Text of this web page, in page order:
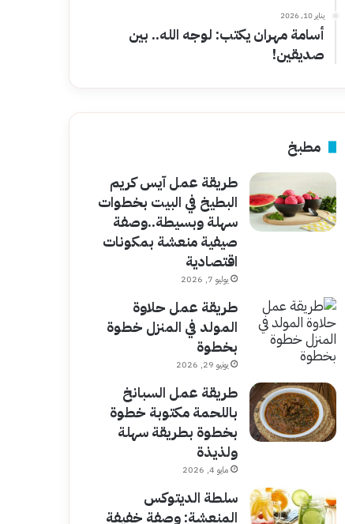
يناير 10, 2026
أسامة مهران يكتب: لوجه الله.. بين
صديقين!
مطبخ
طريقة عمل آيس كريم
البطيخ في البيت بخطوات
سهلة وبسيطة..وصفة
صيفية منعشة بمكونات
اقتصادية
يوليو 7, 2026
طريقة عمل حلاوة
المولد في المنزل خطوة
بخطوة
يونيو 29, 2026
طريقة عمل السبانخ
باللحمة مكتوبة خطوة
بخطوة بطريقة سهلة
ولذيذة
مايو 4, 2026
سلطة الديتوكس
المنعشة: وصفة خفيفة